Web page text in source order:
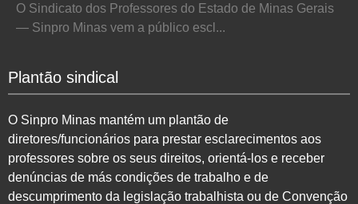
O Sindicato dos Professores do Estado de Minas Gerais
— Sinpro Minas vem a público escl...
Plantão sindical
O Sinpro Minas mantém um plantão de
diretores/funcionários para prestar esclarecimentos aos
professores sobre os seus direitos, orientá-los e receber
denúncias de más condições de trabalho e de
descumprimento da legislação trabalhista ou de Convenção